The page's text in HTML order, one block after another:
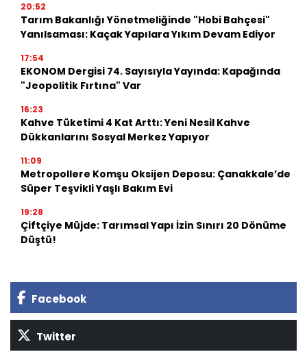
20:52
Tarım Bakanlığı Yönetmeliğinde "Hobi Bahçesi"
Yanılsaması: Kaçak Yapılara Yıkım Devam Ediyor
17:54
EKONOM Dergisi 74. Sayısıyla Yayında: Kapağında
"Jeopolitik Fırtına" Var
16:23
Kahve Tüketimi 4 Kat Arttı: Yeni Nesil Kahve
Dükkanlarını Sosyal Merkez Yapıyor
11:09
Metropollere Komşu Oksijen Deposu: Çanakkale’de
Süper Teşvikli Yaşlı Bakım Evi
19:28
Çiftçiye Müjde: Tarımsal Yapı İzin Sınırı 20 Dönüme
Düştü!
Facebook
Twitter